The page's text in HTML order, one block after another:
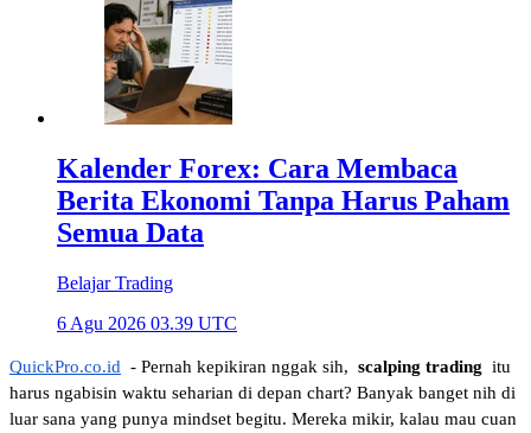
Kalender Forex: Cara Membaca
Berita Ekonomi Tanpa Harus Paham
Semua Data
Belajar Trading
6 Agu 2026 03.39 UTC
QuickPro.co.id - Pernah kepikiran nggak sih, scalping trading itu
harus ngabisin waktu seharian di depan chart? Banyak banget nih di
luar sana yang punya mindset begitu. Mereka mikir, kalau mau cuan